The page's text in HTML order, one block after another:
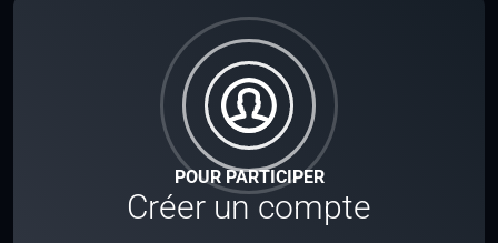
POUR PARTICIPER
Créer un compte